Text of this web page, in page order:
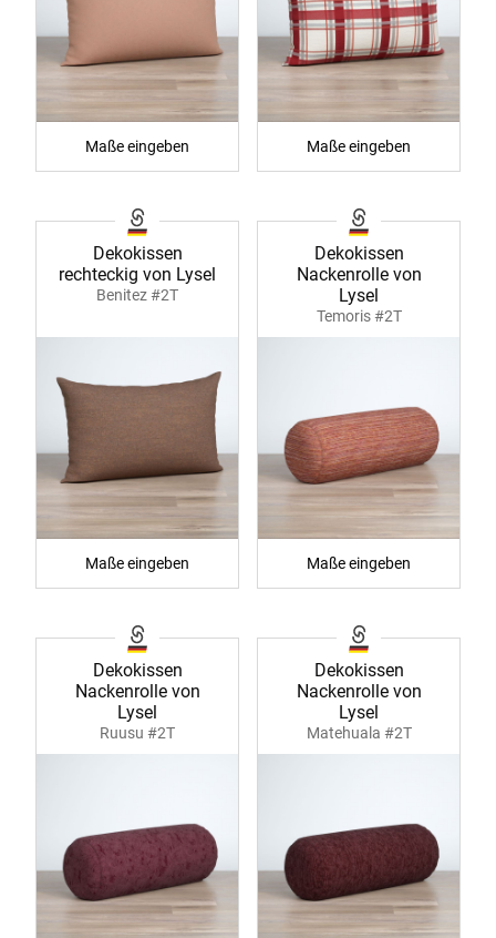
Maße eingeben Maße eingeben
Dekokissen
rechteckig von Lysel
Benitez #2T
Maße eingeben
Dekokissen
Nackenrolle von
Lysel
Temoris #2T
Maße eingeben
Dekokissen
Nackenrolle von
Lysel
Ruusu #2T
Dekokissen
Nackenrolle von
Lysel
Matehuala #2T